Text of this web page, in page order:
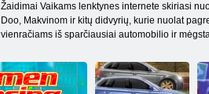
Žaidimai Vaikams lenktynes ​​internete skiriasi
Doo, Makvinom ir kitų didvyrių, kurie nuolat
vienračiams iš sparčiausiai automobilio ir